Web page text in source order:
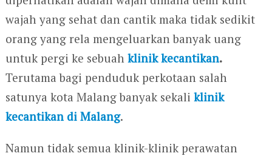
wajah yang sehat dan cantik maka tidak sedikit
orang yang rela mengeluarkan banyak uang
untuk pergi ke sebuah klinik kecantikan.
Terutama bagi penduduk perkotaan salah
satunya kota Malang banyak sekali klinik
kecantikan di Malang.
Namun tidak semua klinik-klinik perawatan